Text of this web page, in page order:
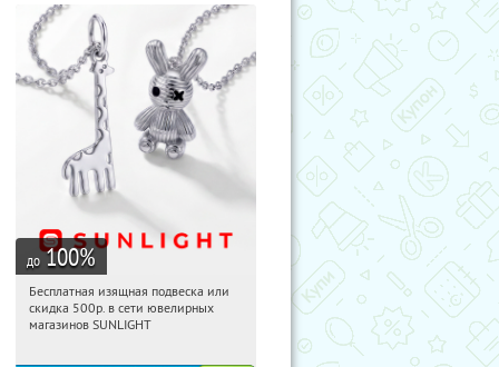
до 100%
05:17:58 Получили:
Россия
Бесплатная изящная подвеска или
скидка 500р. в сети ювелирных
магазинов SUNLIGHT